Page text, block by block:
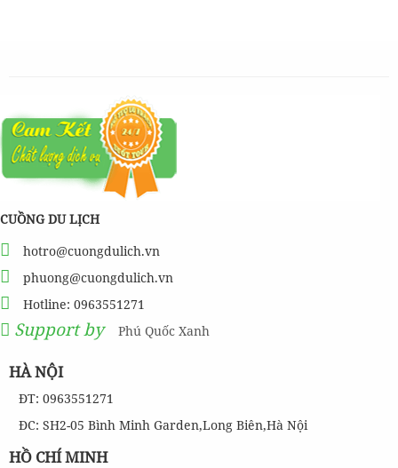
CUỒNG DU LỊCH
hotro@cuongdulich.vn
phuong@cuongdulich.vn
Hotline: 0963551271
Support by Phú Quốc Xanh
HÀ NỘI
ĐT: 0963551271
ĐC: SH2-05 Bình Minh Garden,Long Biên,Hà Nội
HỒ CHÍ MINH